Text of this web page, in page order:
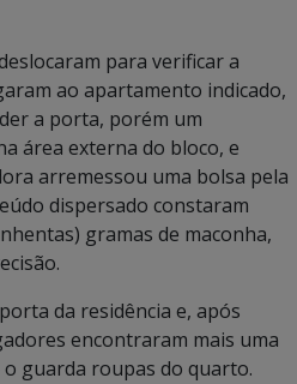
para verificar a
ao apartamento indicado,
a porta, porém um
área externa do bloco, e
arremessou uma bolsa pela
dispersado constaram
gramas de maconha,
da residência e, após
encontraram mais uma
guarda roupas do quarto.